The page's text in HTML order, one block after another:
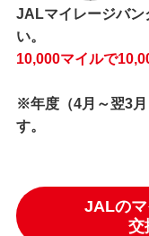
JALマイレージバン
い。
10,000マイルで
※年度（4月～翌3月
す。
JALの
交